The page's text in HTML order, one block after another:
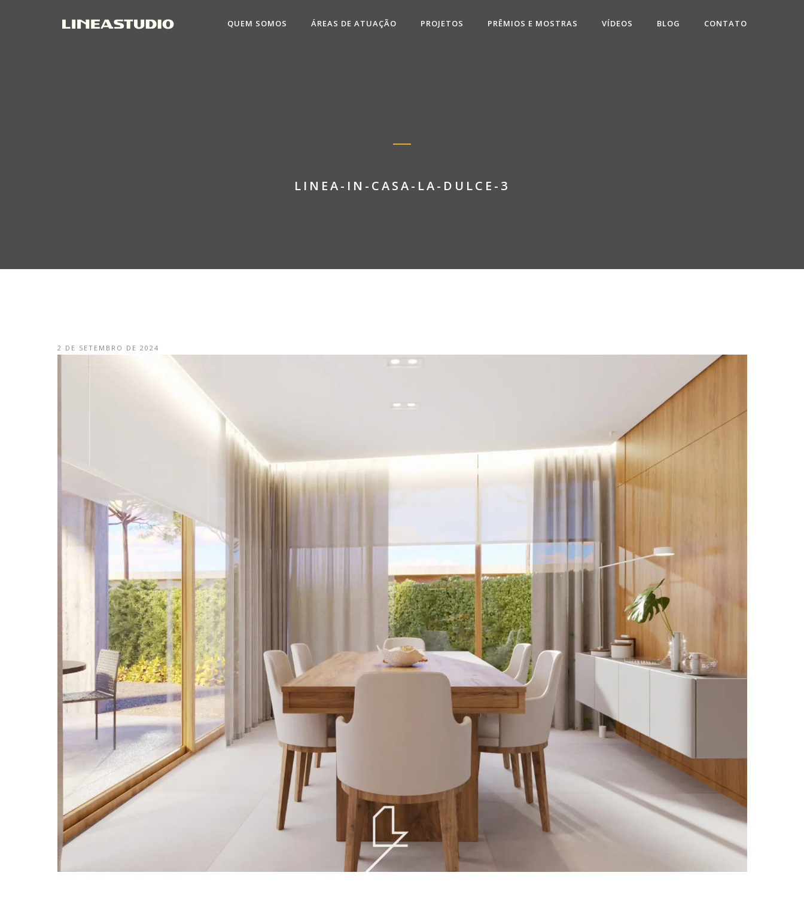
QUEM SOMOS ÁREAS DE ATUAÇÃO PROJETOS PRÊMIOS E MOSTRAS VÍDEOS BLOG CONTATO
LINEA-IN-CASA-LA-DULCE-3
2 DE SETEMBRO DE 2024